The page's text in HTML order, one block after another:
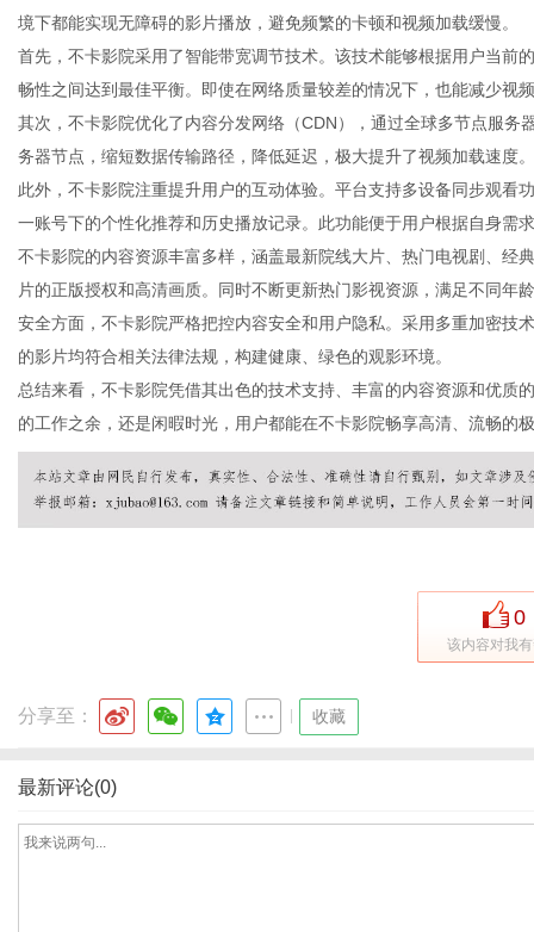
境下都能实现无障碍的影片播放，避免频繁的卡顿和视频加载缓慢。
首先，不卡影院采用了智能带宽调节技术。该技术能够根据用户当前
畅性之间达到最佳平衡。即使在网络质量较差的情况下，也能减少视
其次，不卡影院优化了内容分发网络（CDN），通过全球多节点服
务器节点，缩短数据传输路径，降低延迟，极大提升了视频加载速度。
此外，不卡影院注重提升用户的互动体验。平台支持多设备同步观看
一账号下的个性化推荐和历史播放记录。此功能便于用户根据自身需
不卡影院的内容资源丰富多样，涵盖最新院线大片、热门电视剧、经
片的正版授权和高清画质。同时不断更新热门影视资源，满足不同年
安全方面，不卡影院严格把控内容安全和用户隐私。采用多重加密技
的影片均符合相关法律法规，构建健康、绿色的观影环境。
总结来看，不卡影院凭借其出色的技术支持、丰富的内容资源和优质
的工作之余，还是闲暇时光，用户都能在不卡影院畅享高清、流畅的
0
该内容对我
分享至： 收藏
最新评论(0)